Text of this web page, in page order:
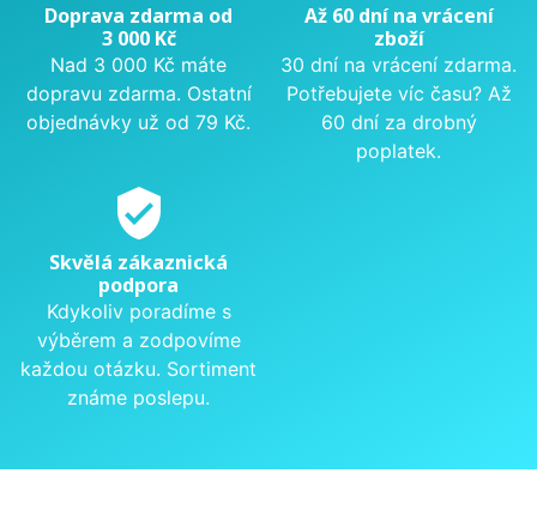
Doprava zdarma od
3 000 Kč
Nad 3 000 Kč máte
dopravu zdarma. Ostatní
objednávky už od 79 Kč.
Až 60 dní na vrácení
zboží
30 dní na vrácení zdarma.
Potřebujete víc času? Až
60 dní za drobný
poplatek.
verified_user
Skvělá zákaznická
podpora
Kdykoliv poradíme s
výběrem a zodpovíme
každou otázku. Sortiment
známe poslepu.